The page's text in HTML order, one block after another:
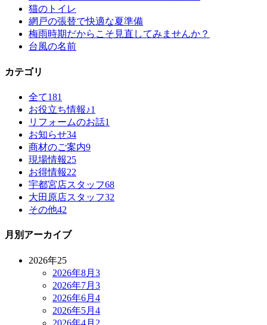
猫のトイレ
網戸の張替で快適な夏準備
梅雨時期だからこそ見直してみませんか？
台風の名前
カテゴリ
全て181
お役立ち情報♪1
リフォームのお話1
お知らせ34
商材のご案内9
現場情報25
お得情報22
宇都宮店スタッフ68
大田原店スタッフ32
その他42
月別アーカイブ
2026年25
2026年8月 3
2026年7月 3
2026年6月 4
2026年5月 4
2026年4月 2